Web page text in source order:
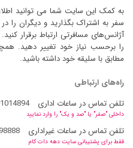
به کمک این سایت شما می توانید
سفر به اشتراک بگذارید و دیگران را
آژانس‌های مسافرتی ارتباط برقرار
را برحسب نیاز خود تغییر دهید.
مطابق با سلیقه خود داشته باشید.
راه‌های ارتباطی
تلفن تماس در ساعات اداری
داخلی "صفر" یا "صد و یک" را وارد نمایید
تلفن تماس در ساعات غیراداری
فقط برای پشتیبانی سایت دهه دات کام